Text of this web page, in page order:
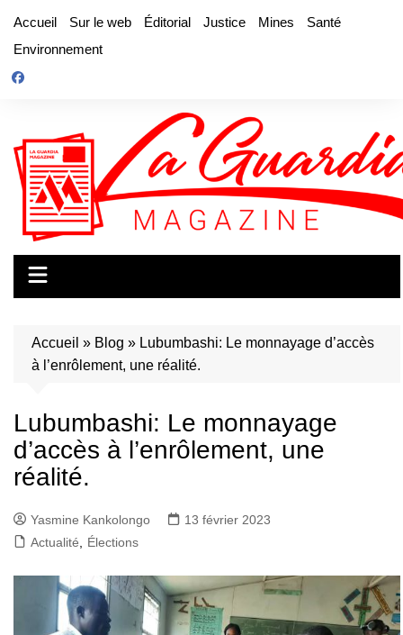
contenu
Accueil Sur le web Éditorial Justice Mines
Santé
Environnement
Accueil » Blog » Lubumbashi: Le monnayage d’accès
à l’enrôlement, une réalité.
Lubumbashi: Le monnayage
d’accès à l’enrôlement, une
réalité.
Yasmine Kankolongo
13 février 2023
Actualité
Élections